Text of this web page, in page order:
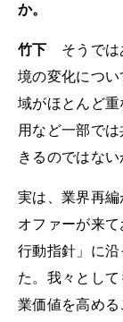
か。
竹下 そうでは
境の変化につ
域がほとんど
用など一部で
きるのではな
実は、業界再
オファーが来
行動指針」に
た。我々とし
業価値を高め